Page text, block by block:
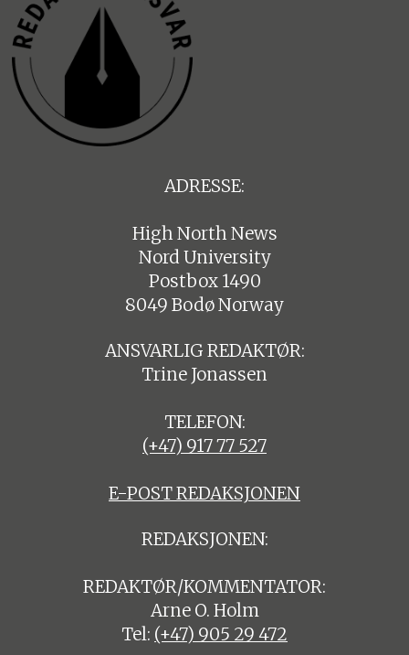
ADRESSE:
High North News
Nord University
Postbox 1490
8049 Bodø Norway
ANSVARLIG REDAKTØR:
Trine Jonassen
TELEFON:
(+47) 917 77 527
E-POST REDAKSJONEN
REDAKSJONEN:
REDAKTØR/KOMMENTATOR:
Arne O. Holm
Tel: (+47) 905 29 472